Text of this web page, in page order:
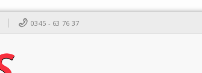
0345 - 63 76 37